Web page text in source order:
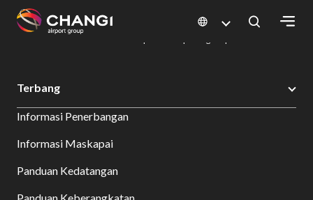
All
Sites:
Select:
Changi Airport
Bersantap dan Belanja
Terbang
Informasi Penerbangan
Informasi Maskapai
Panduan Kedatangan